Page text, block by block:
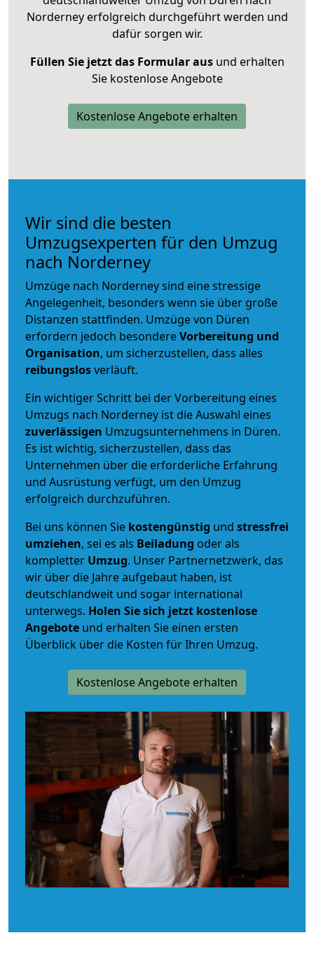
Norderney erfolgreich durchgeführt werden und
dafür sorgen wir.
Füllen Sie jetzt das Formular ausund erhalten
Sie kostenlose Angebote
Kostenlose Angebote erhalten
Wir sind die besten
Umzugsexperten für den Umzug
nach Norderney
Umzüge nach Norderney sind eine stressige
Angelegenheit, besonders wenn sie über große
Distanzen stattfinden. Umzüge von Düren
erfordern jedoch besondereVorbereitung und
Organisation, um sicherzustellen, dass alles
reibungslosverläuft.
Ein wichtiger Schritt bei der Vorbereitung eines
Umzugs nach Norderney ist die Auswahl eines
zuverlässigen Umzugsunternehmens in Düren.
Es ist wichtig, sicherzustellen, dass das
Unternehmen über die erforderliche Erfahrung
und Ausrüstung verfügt, um den Umzug
erfolgreich durchzuführen.
Bei uns können Sie kostengünstig und stressfrei
umziehen, sei es als Beiladung oder als
kompletter Umzug. Unser Partnernetzwerk, das
wir über die Jahre aufgebaut haben, ist
deutschlandweit und sogar international
unterwegs. Holen Sie sich jetzt kostenlose
Angebote und erhalten Sie einen ersten
Überblick über die Kosten für Ihren Umzug.
Kostenlose Angebote erhalten